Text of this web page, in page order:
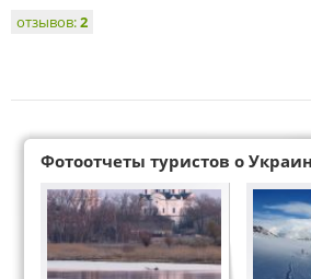
отзывов:2
Фотоотчеты туристов о